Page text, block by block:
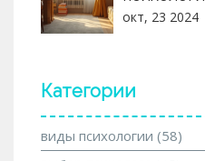
окт, 23 2024
Категории
виды психологии (58)